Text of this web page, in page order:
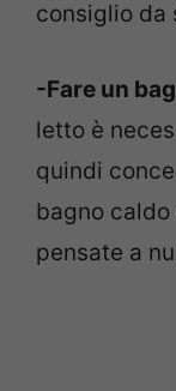
consiglio da
-Fare un
letto è
quindi
bagno caldo
pensate a